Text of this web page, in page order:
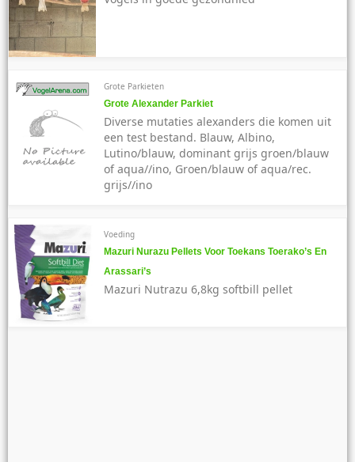
Grote Parkieten
Grote Alexander Parkiet
Diverse mutaties alexanders die komen uit
een test bestand. Blauw, Albino,
Lutino/blauw, dominant grijs groen/blauw
of aqua//ino, Groen/blauw of aqua/rec.
grijs//ino
Voeding
Mazuri Nurazu Pellets Voor Toekans Toerako’s En
Arassari’s
Mazuri Nutrazu 6,8kg softbill pellet